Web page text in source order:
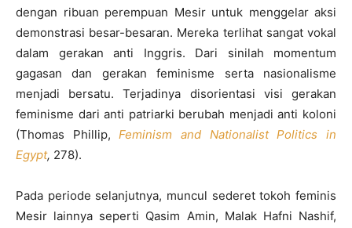
dengan ribuan perempuan Mesir untuk menggelar aksi
demonstrasi besar-besaran. Mereka terlihat sangat vokal
dalam gerakan anti Inggris. Dari sinilah momentum
gagasan dan gerakan feminisme serta nasionalisme
menjadi bersatu. Terjadinya disorientasi visi gerakan
feminisme dari anti patriarki berubah menjadi anti koloni
(Thomas Phillip,Feminism and Nationalist Politics in
Egypt, 278).
Pada periode selanjutnya, muncul sederet tokoh feminis
Mesir lainnya seperti Qasim Amin, Malak Hafni Nashif,